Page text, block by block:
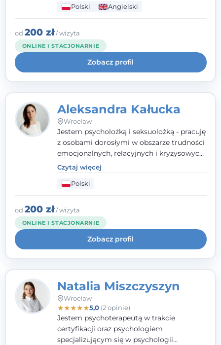
wypalenia zawodowego. Pracuję w języku
polskim i angielskim, w podejściu
humanistycznym, opartym na
partnerstwie i podmiotowości klienta.
Polski Angielski
od 200 zł/ wizyta
ONLINE I STACJONARNIE
Zobacz profil
Aleksandra Kałucka
Wrocław
Jestem psycholożką i seksuolożką - pracuję
z osobami dorosłymi w obszarze trudności
emocjonalnych, relacyjnych i kryzysowych,
w tym z osobami po doświadczeniach
przemocy. Ukończyłam psychologię
kliniczną oraz studia podyplomowe z
interwencji kryzysowej i seksuologii
klinicznej na SWPS we Wrocławiu. W pracy
kieruję się empatią, etyką zawodową i
uważnością na potrzeby klienta.
Czytaj więcej
Polski
od 200 zł/ wizyta
ONLINE I STACJONARNIE
Zobacz profil
Natalia Miszczyszyn
Wrocław
★★★★★5,0(2 opinie)
Jestem psychoterapeutą w trakcie
certyfikacji oraz psychologiem
specjalizującym się w psychologii